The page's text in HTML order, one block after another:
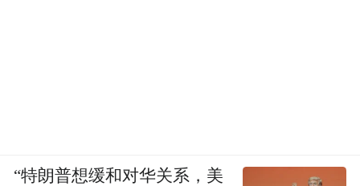
“特朗普想缓和对华关系，美